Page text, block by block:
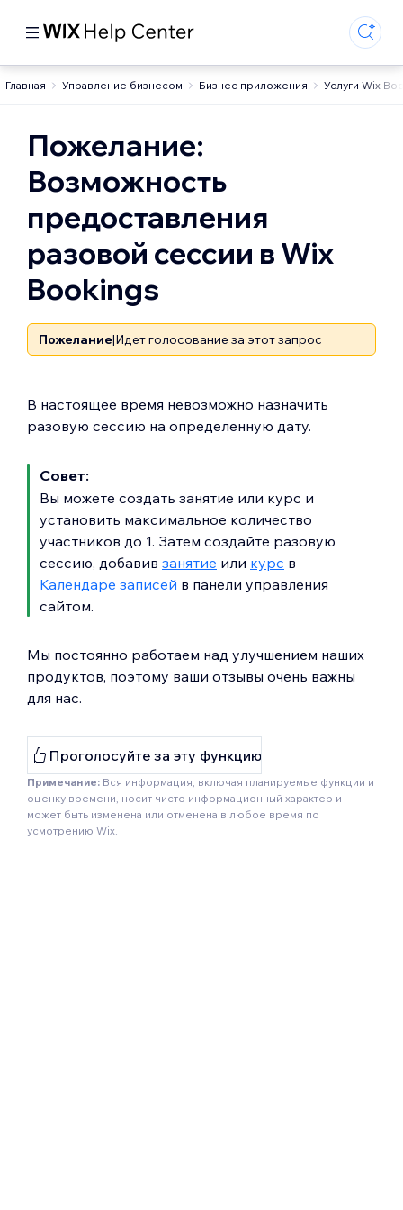
Главная Управление бизнесом Бизнес приложения Услуги Wix
Пожелание:
Возможность
предоставления
разовой сессии в Wix
Bookings
Пожелание|Идет голосование за этот запрос
В настоящее время невозможно назначить
разовую сессию на определенную дату.
Совет:
Вы можете создать занятие или курс и
установить максимальное количество
участников до 1. Затем создайте разовую
сессию, добавив занятие или курс в
Календаре записей в панели управления
сайтом.
Мы постоянно работаем над улучшением наших
продуктов, поэтому ваши отзывы очень важны
для нас.
Проголосуйте за эту функцию
Примечание: Вся информация, включая планируемые функции и
оценку времени, носит чисто информационный характер и
может быть изменена или отменена в любое время по
усмотрению Wix.